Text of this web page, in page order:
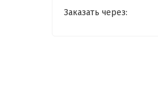
Заказать через: